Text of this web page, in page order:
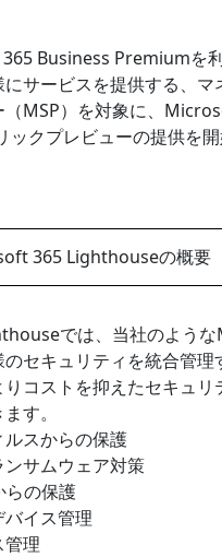
Business Premiumを
サービスを提供する、マ
（MSP）を対象に、
クプレビューの提供を
365 Lighthouseの概要
では、当社のような
セキュリティを統合管理
コストを抑えたセキュリ
す。
ルスからの保護
ンサムウェア対策
らの保護
バイス管理
管理